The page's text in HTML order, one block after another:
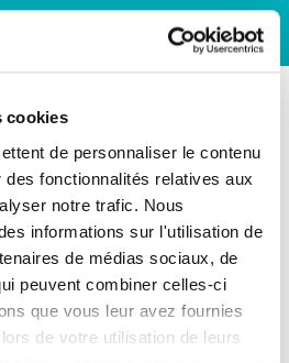
cookies
de personnaliser le contenu
fonctionnalités relatives aux
notre trafic. Nous
informations sur l'utilisation de
de médias sociaux, de
peuvent combiner celles-ci
que vous leur avez fournies
de votre utilisation de leurs